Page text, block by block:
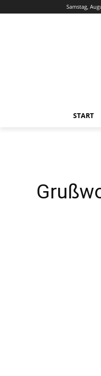
Samstag,
START